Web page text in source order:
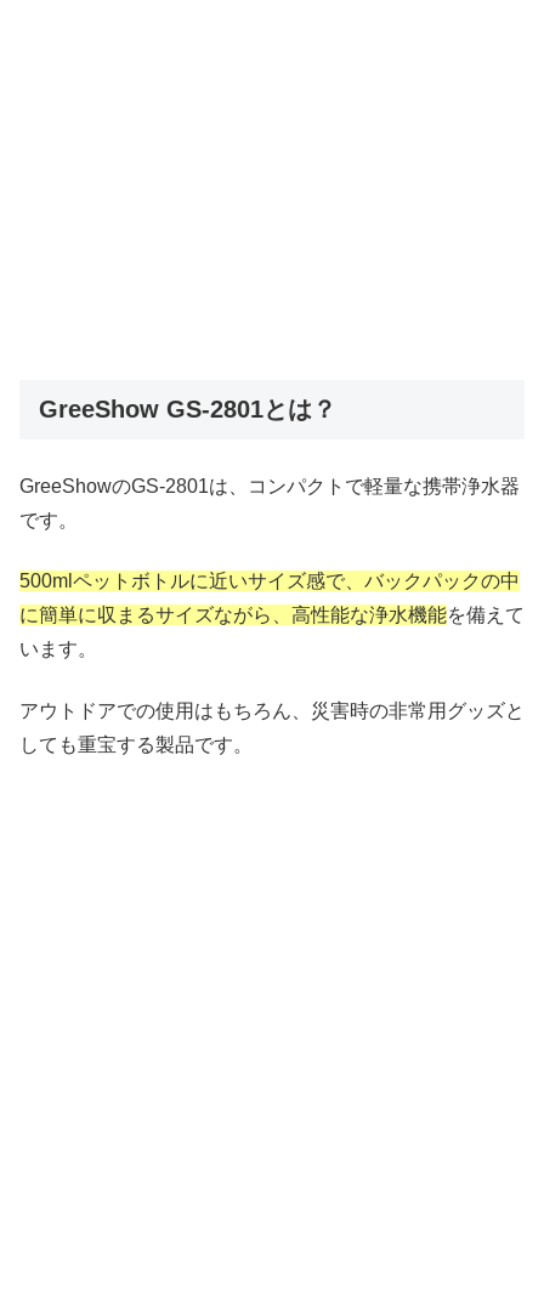
GreeShow GS-2801とは？
GreeShowのGS-2801は、コンパクトで軽量な携帯浄水器
です。
500mlペットボトルに近いサイズ感で、バックパックの中
に簡単に収まるサイズながら、高性能な浄水機能を備えて
います。
アウトドアでの使用はもちろん、災害時の非常用グッズと
しても重宝する製品です。